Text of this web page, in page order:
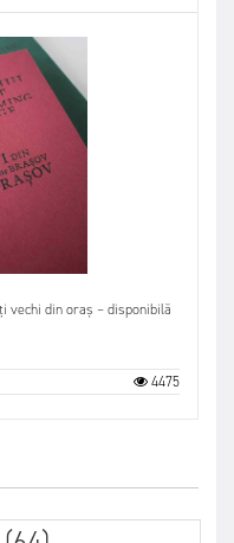
vechi din oraș – disponibilă
4475